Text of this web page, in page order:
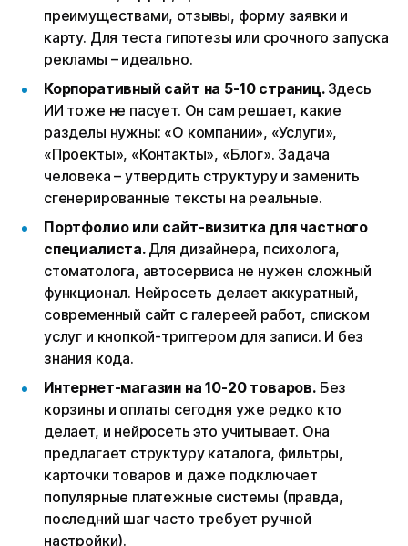
преимуществами, отзывы, форму заявки и
карту. Для теста гипотезы или срочного запуска
рекламы – идеально.
Корпоративный сайт на 5-10 страниц. Здесь
ИИ тоже не пасует. Он сам решает, какие
разделы нужны: «О компании», «Услуги»,
«Проекты», «Контакты», «Блог». Задача
человека – утвердить структуру и заменить
сгенерированные тексты на реальные.
Портфолио или сайт-визитка для частного
специалиста. Для дизайнера, психолога,
стоматолога, автосервиса не нужен сложный
функционал. Нейросеть делает аккуратный,
современный сайт с галереей работ, списком
услуг и кнопкой-триггером для записи. И без
знания кода.
Интернет-магазин на 10-20 товаров.Без
корзины и оплаты сегодня уже редко кто
делает, и нейросеть это учитывает. Она
предлагает структуру каталога, фильтры,
карточки товаров и даже подключает
популярные платежные системы (правда,
последний шаг часто требует ручной
настройки).